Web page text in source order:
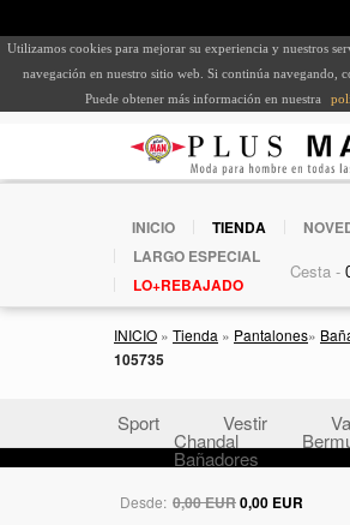
Utilizamos cookies para mejorar su experiencia y nuestros
navegación en nuestro sitio web. Si continúa navegando,
Puede obtener más información en nuestra
INICIO TIENDA
LARGO ESPECIAL
LO+REBAJADO
Cesta -
INICIO » Tienda » Pantalones»
105735
Sport Vestir
Chandal
Bañadores
Desde: 0,00 EUR0,00 EUR